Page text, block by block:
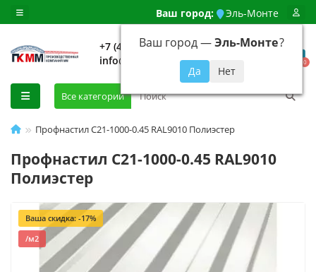
Ваш город: Эль-Монте
Ваш город —Эль-Монте?
+7 (499) 648-92-94
info@evroshtaketnikmoskva.ru
0
Все категории
Профнастил C21-1000-0.45 RAL9010 Полиэстер
Профнастил C21-1000-0.45 RAL9010
Полиэстер
Ваша скидка: -17%
/м2